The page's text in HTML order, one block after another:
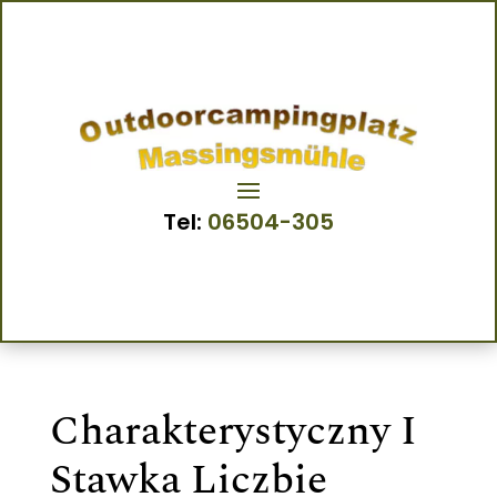
Tel: 06504-305
Charakterystyczny I
Stawka Liczbie